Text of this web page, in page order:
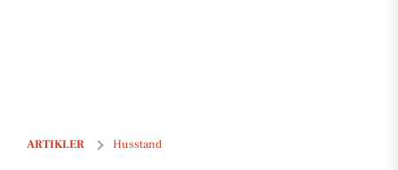
ARTIKLER Husstand
Beboerne i Gørløse har taget podcast til sig